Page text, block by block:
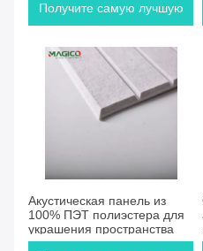
Получите самую лучшую
Акустическая панель из
100% ПЭТ полиэстера для
украшения пространства